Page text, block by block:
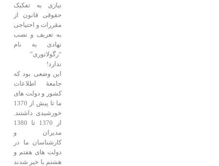
نیازی به تفکیک
حقوقی قانون از
مقررات و احتیاجی
به تعریف و نصب
نهادی به نام
“رگولاتوری”
ندارد!
این وضعی بود که
جامعۀ اطلاعات
کشور و دولت های
ما تا پیش از 1370
خورشیدی داشتند.
از 1370 تا 1380
مدیران و
کارشناسان ما در
دولت های هفتم و
هشتم با خبر شدند